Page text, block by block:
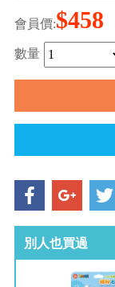
會員價:$458
數量
別人也買過